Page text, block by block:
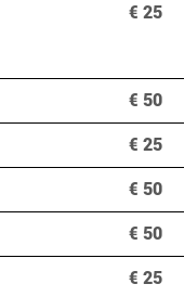
€ 25
€ 50
€ 25
€ 50
€ 50
€ 25